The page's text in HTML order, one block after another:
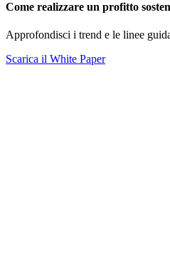
Come realizzare un profitto
Approfondisci i trend e le linee
Scarica il White Paper